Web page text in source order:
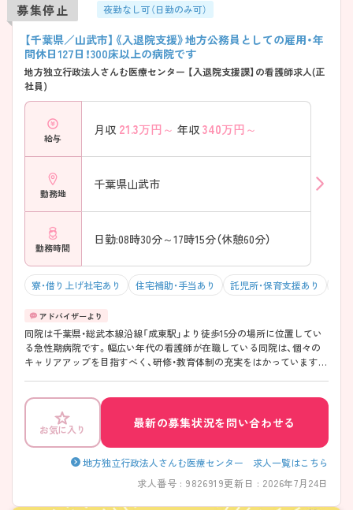
募集停止 夜勤なし可（日勤のみ可）
【千葉県／山武市】《入退院支援》地方公務員としての雇用・年
間休日127日！300床以上の病院です
地方独立行政法人さんむ医療センター 【入退院支援課】の看護師求人(正
社員)
給与
月収 21.3万円～ 年収 340万円～
勤務地
千葉県山武市
勤務時間
日勤:08時30分～17時15分（休憩60分）
寮・借り上げ社宅あり 住宅補助・手当あり 託児所・保育支援あり
同院は千葉県・総武本線沿線「成東駅」より徒歩15分の場所に位置してい
る急性期病院です。幅広い年代の看護師が在職している同院は、個々の
キャリアアップを目指すべく、研修・教育体制の充実をはかっています。
は詳細おはなしいたしますのでお気軽にお問い合わせください。
お気に入り
最新の募集状況を問い合わせる
地方独立行政法人さんむ医療センター 求人一覧はこちら
求人番号 : 9826919更新日 : 2026年7月24日